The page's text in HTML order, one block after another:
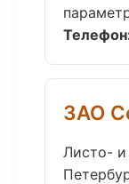
ЗАО
Листо- и